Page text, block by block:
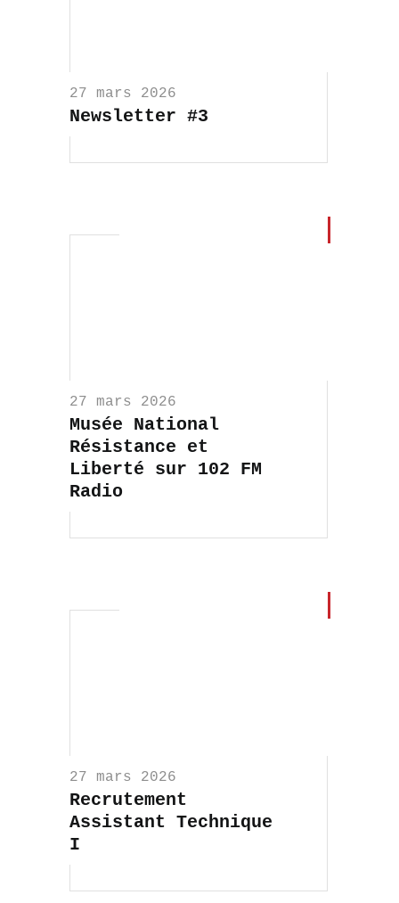
27 mars 2026
Newsletter #3
27 mars 2026
Musée National
Résistance et
Liberté sur 102 FM
Radio
27 mars 2026
Recrutement
Assistant Technique
I